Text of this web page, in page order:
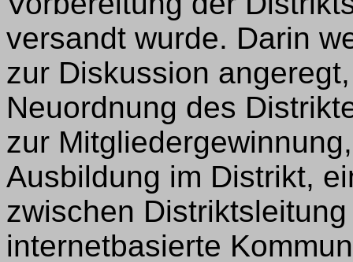
versandt wurde. Darin
zur Diskussion
Neuordnung des
zur
Ausbildung im Distrikt,
zwischen
internetbasierte